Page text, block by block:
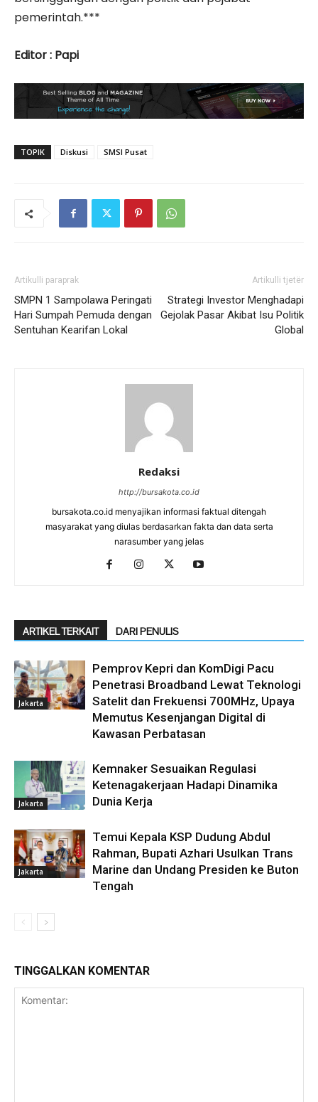
pemerintah.***
Editor : Papi
TOPIK Diskusi SMSI Pusat
Artikulli paraprak
SMPN 1 Sampolawa Peringati
Hari Sumpah Pemuda dengan
Sentuhan Kearifan Lokal
Artikulli tjetër
Strategi Investor Menghadapi
Gejolak Pasar Akibat Isu Politik
Global
Redaksi
http://bursakota.co.id
bursakota.co.id menyajikan informasi faktual ditengah
masyarakat yang diulas berdasarkan fakta dan data serta
narasumber yang jelas
ARTIKEL TERKAIT DARI PENULIS
Jakarta
Pemprov Kepri dan KomDigi Pacu
Penetrasi Broadband Lewat Teknologi
Satelit dan Frekuensi 700MHz, Upaya
Memutus Kesenjangan Digital di
Kawasan Perbatasan
Jakarta
Kemnaker Sesuaikan Regulasi
Ketenagakerjaan Hadapi Dinamika
Dunia Kerja
Jakarta
Temui Kepala KSP Dudung Abdul
Rahman, Bupati Azhari Usulkan Trans
Marine dan Undang Presiden ke Buton
Tengah
TINGGALKAN KOMENTAR